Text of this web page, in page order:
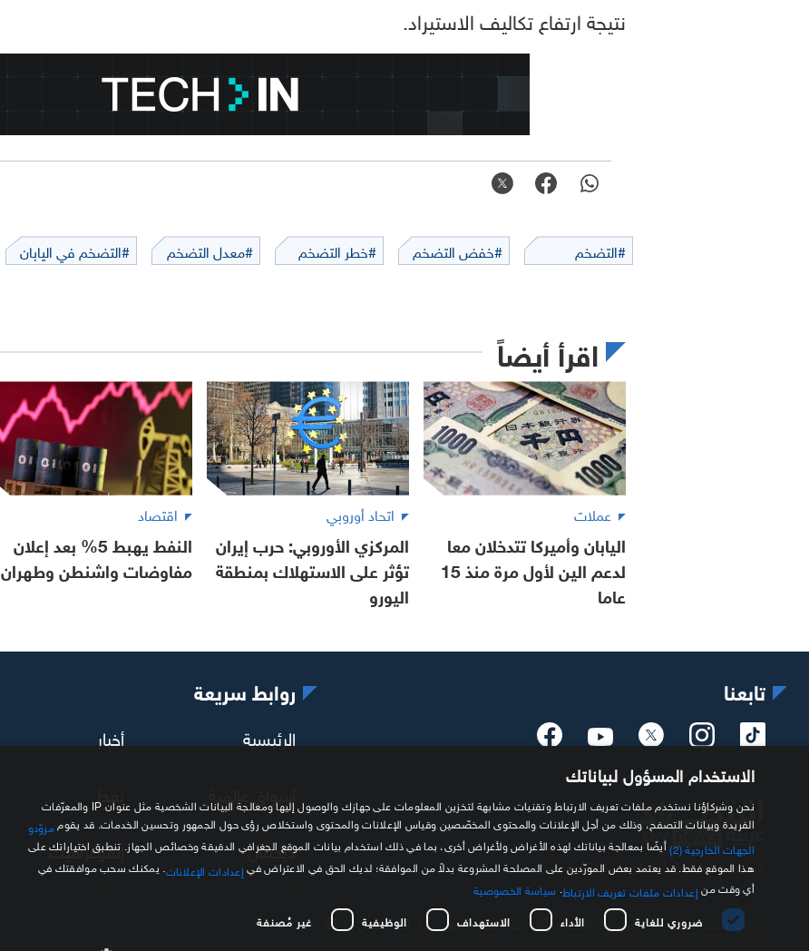
نتيجة ارتفاع تكاليف الاستيراد.
#التضخم #خفض التضخم #خطر التضخم #معدل التضخم #التضخم في اليابان
اقرأ أيضاً
عملات
اليابان وأميركا تتدخلان معا
لدعم الين لأول مرة منذ 15
عاما
اتحاد أوروبي
المركزي الأوروبي: حرب إيران
تؤثر على الاستهلاك بمنطقة
اليورو
اقتصاد
النفط يهبط 5% بعد إعلان
مفاوضات واشنطن وطهران
تابعنا
مصدرك الموثوق للمعلومة الاقتصادية
روابط سريعة
الرئيسية أخبار
ديجيتال
إنفوغرافيك
سياسة الخصوصية الشروط والأحكام حول سكاي نيوز عربية
اتصل بنا
الاستخدام المسؤول لبياناتك
نحن وشركاؤنا نستخدم ملفات تعريف الارتباط وتقنيات مشابهة لتخزين المعلومات على جهازك والوصول إليها ومعالجة البيانات الشخصية مثل عنوان IP والمعرّفات
الفريدة وبيانات التصفح، وذلك من أجل الإعلانات والمحتوى المخصّصين وقياس الإعلانات والمحتوى واستخلاص رؤى حول الجمهور وتحسين الخدمات. قد يقوم مزوّدو
الجهات الخارجية (2)
أيضًا بمعالجة بياناتك لهذه الأغراض ولأغراض أخرى، بما في ذلك استخدام بيانات الموقع الجغرافي الدقيقة وخصائص الجهاز. تنطبق اختياراتك على
هذا الموقع فقط. قد يعتمد بعض المورّدين على المصلحة المشروعة بدلاً من الموافقة؛ لديك الحق في الاعتراض في إعدادات الإعلانات . يمكنك سحب موافقتك في
أي وقت من إعدادات ملفات تعريف الارتباط سياسة الخصوصية
ضروري للغاية
الأداء الاستهداف الوظيفية غير مُصنفة